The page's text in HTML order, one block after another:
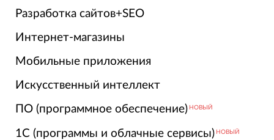
Разработка сайтов+SEO
Интернет-магазины
Мобильные приложения
Искусственный интеллект
ПО (программное обеспечение) НОВЫЙ
1С (программы и облачные сервисы) НОВЫЙ